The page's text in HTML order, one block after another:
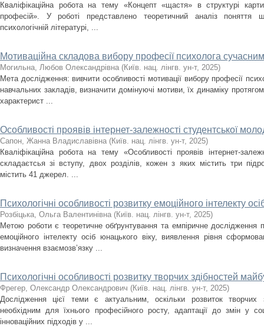
Кваліфікаційна робота на тему «Концепт «щастя» в структурі
професій». У роботі представлено теоретичний аналіз поняття
психологічній літературі, ...
Мотиваційна складова вибору професії психолога
Могильна, Любов Олександрівна (Київ. нац. лінгв. ун-т, 2025)
Мета дослідження: вивчити особливості мотивації вибору професії
навчальних закладів, визначити домінуючі мотиви, їх динаміку
характерист ...
Особливості проявів інтернет-залежності студентської
Сапон, Жанна Владиславівна (Київ. нац. лінгв. ун-т, 2025)
Кваліфікаційна робота на тему «Особливості проявів інтернет-
складаєтсья зі вступу, двох розділів, кожен з яких містить три
містить 41 джерел. ...
Психологічні особливості розвитку емоційного інтелекту
Розбіцька, Ольга Валентинівна (Київ. нац. лінгв. ун-т, 2025)
Метою роботи є теоретичне обґрунтування та емпіричне дослідження
емоційного інтелекту осіб юнацького віку, виявлення рівня
визначення взаємозв’язку ...
Психологічні особливості розвитку творчих здібностей
Фрегер, Олександр Олександрович (Київ. нац. лінгв. ун-т, 2025)
Дослідження цієї теми є актуальним, оскільки розвиток творчих
необхідним для їхнього професійного росту, адаптації до змін у
інноваційних підходів у ...